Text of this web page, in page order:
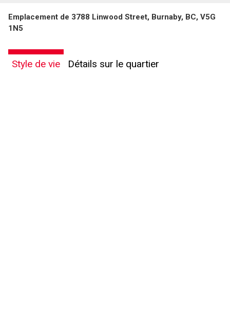
Emplacement de 3788 Linwood Street, Burnaby, BC, V5G
1N5
Style de vie Détails sur le quartier